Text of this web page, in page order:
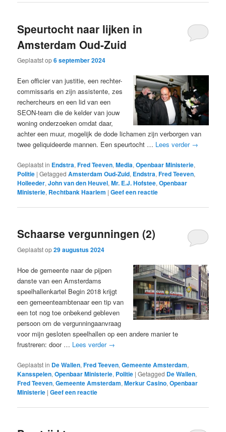
Speurtocht naar lijken in
Amsterdam Oud-Zuid
Geplaatst op6 september 2024
Een officier van justitie, een rechter-
commissaris en zijn assistente, zes
rechercheurs en een lid van een
SEON-team die de kelder van jouw
woning onderzoeken omdat daar,
achter een muur, mogelijk de dode lichamen zijn verborgen van
twee geliquideerde mannen. Een speurtocht … Lees verder →
Geplaatst in Endstra,Fred Teeven,Media,Openbaar Ministerie,
Politie |Getagged Amsterdam Oud-Zuid, Endstra,Fred Teeven,
Holleeder,John van den Heuvel,Mr. E.J. Hofstee,Openbaar
Ministerie, Rechtbank Haarlem |Geef een reactie
Schaarse vergunningen (2)
Geplaatst op29 augustus 2024
Hoe de gemeente naar de pijpen
danste van een Amsterdams
speelhallenkartel Begin 2018 krijgt
een gemeenteambtenaar een tip van
een tot nog toe onbekend gebleven
persoon om de vergunningaanvraag
voor mijn gesloten speelhallen op een andere manier te
frustreren: door … Lees verder →
Geplaatst in De Wallen,Fred Teeven,Gemeente Amsterdam,
Kansspelen,Openbaar Ministerie, Politie |Getagged De Wallen,
Fred Teeven,Gemeente Amsterdam,Merkur Casino,Openbaar
Ministerie |Geef een reactie